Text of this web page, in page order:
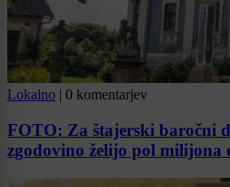
Lokalno 0 komentarjev
FOTO: Za štajerski baročni
zgodovino želijo pol milijona